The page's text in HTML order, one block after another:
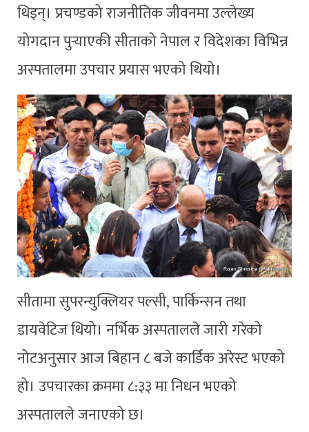
थिइन्। प्रचण्डको राजनीतिक जीवनमा उल्लेख्य
योगदान पुर्‍याएकी सीताको नेपाल र विदेशका विभिन्न
अस्पतालमा उपचार प्रयास भएको थियो।
सीतामा सुपरन्युक्लियर पल्सी, पार्किन्सन तथा
डायवेटिज थियो। नर्भिक अस्पतालले जारी गरेको
नोटअनुसार आज बिहान ८ बजे कार्डिक अरेस्ट भएको
हो। उपचारका क्रममा ८:३३ मा निधन भएको
अस्पतालले जनाएको छ।